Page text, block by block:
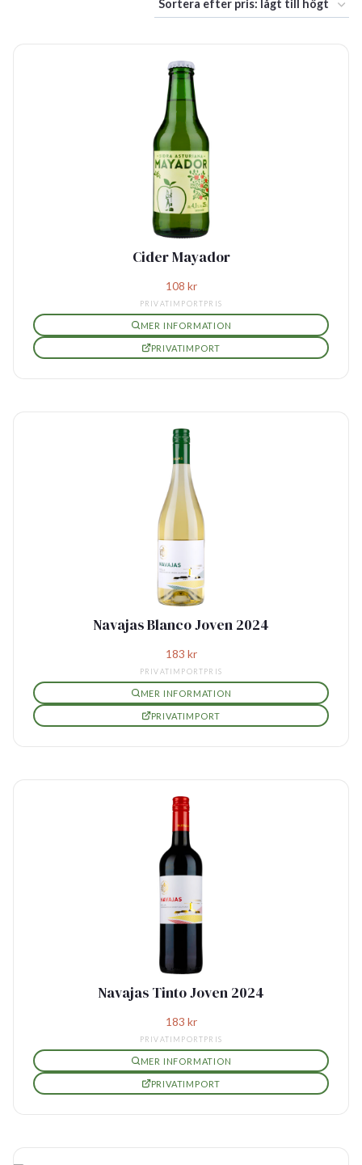
Cider Mayador
108 kr
PRIVATIMPORTPRIS
MER INFORMATION
PRIVATIMPORT
Navajas Blanco Joven 2024
183 kr
PRIVATIMPORTPRIS
MER INFORMATION
PRIVATIMPORT
Navajas Tinto Joven 2024
183 kr
PRIVATIMPORTPRIS
MER INFORMATION
PRIVATIMPORT